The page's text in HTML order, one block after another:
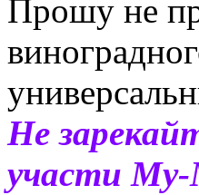
Прошу не
Не
участи